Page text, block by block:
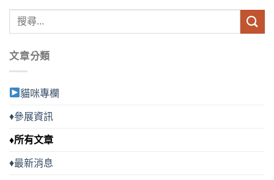
文章分類
貓咪專欄
♦參展資訊
♦所有文章
♦最新消息